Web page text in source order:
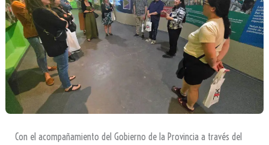
Con el acompañamiento del Gobierno de la Provincia a través del